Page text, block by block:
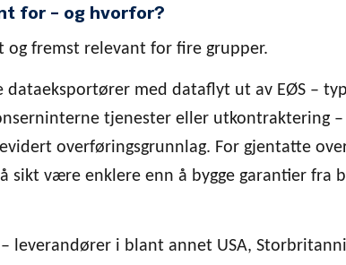
for – og hvorfor?
og fremst relevant for fire grupper.
dataeksportører med dataflyt ut av EØS –
tjenester eller utkontraktering
overføringsgrunnlag. For gjentatte
sikt være enklere enn å bygge garantier fra
leverandører i blant annet USA,